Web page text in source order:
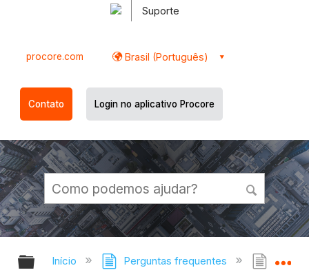
Suporte
procore.com Brasil (Português)
Contato Login no aplicativo Procore
Expandir/recolher hierarquia
Início Perguntas frequentes